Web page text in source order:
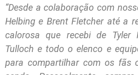
“Desde a colaboração com
Helbing e Brent Fletcher até a
calorosa que recebi de Tyler
Tulloch e todo o elenco e
para compartilhar com os fãs